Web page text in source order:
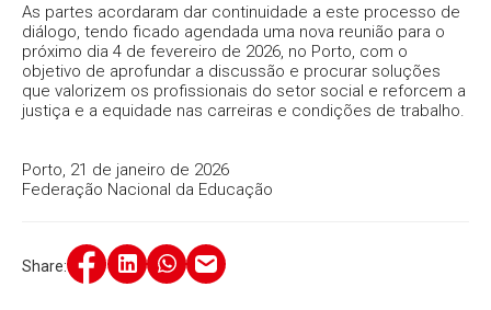
As partes acordaram dar continuidade a este processo de
diálogo, tendo ficado agendada uma nova reunião para o
próximo dia 4 de fevereiro de 2026, no Porto, com o
objetivo de aprofundar a discussão e procurar soluções
que valorizem os profissionais do setor social e reforcem a
justiça e a equidade nas carreiras e condições de trabalho.
Porto, 21 de janeiro de 2026
Federação Nacional da Educação
Share: